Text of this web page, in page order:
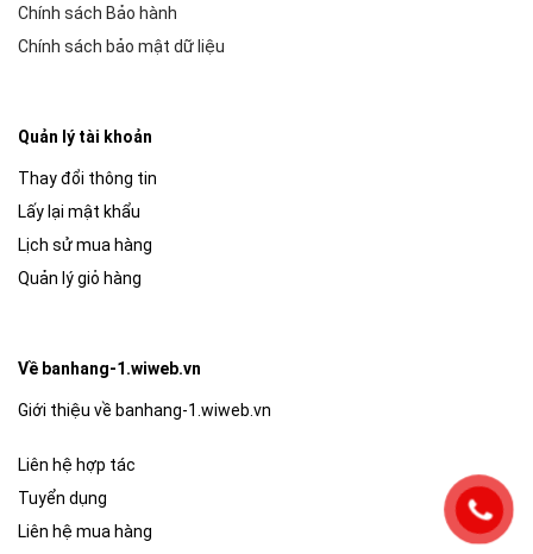
Chính sách Bảo hành
Chính sách bảo mật dữ liệu
Quản lý tài khoản
Thay đổi thông tin
Lấy lại mật khẩu
Lịch sử mua hàng
Quản lý giỏ hàng
Về banhang-1.wiweb.vn
Giới thiệu về banhang-1.wiweb.vn
Liên hệ hợp tác
Tuyển dụng
Liên hệ mua hàng